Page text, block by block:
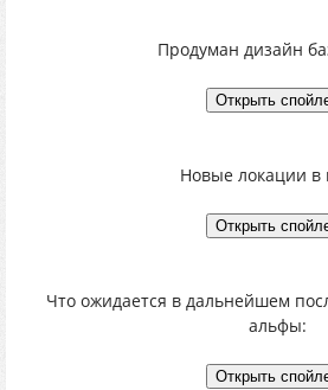
Продуман дизайн
Новые локации в
Что ожидается в дальнейшем
альфы: